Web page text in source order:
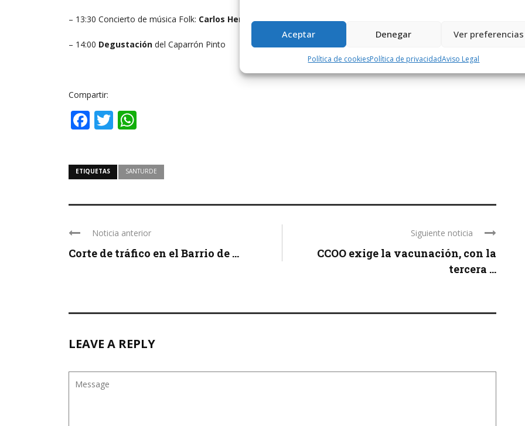
Aceptar Denegar Ver preferencias
Política de cookiesPolítica de privacidadAviso Legal
– 13:30 Concierto de música Folk: Carlos Herrero
– 14:00 Degustación del Caparrón Pinto
Compartir:
Facebook
Twitter
ETIQUETAS SANTURDE
Noticia anterior
Corte de tráfico en el Barrio de ...
Siguiente noticia
CCOO exige la vacunación, con la
tercera ...
LEAVE A REPLY